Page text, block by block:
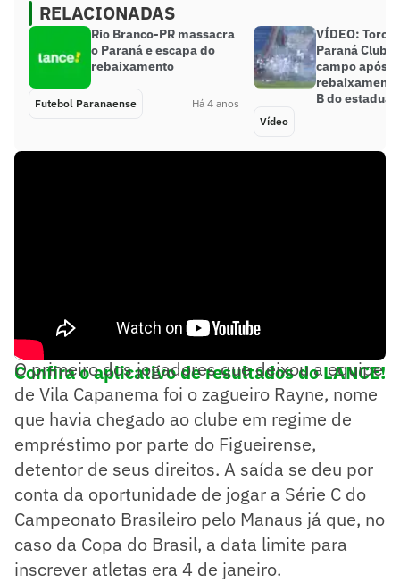
RELACIONADAS
Rio Branco-PR massacra
o Paraná e escapa do
rebaixamento
Futebol Paranaense Há 4 anos
VÍDEO:
Paraná Clube
campo após
B do estadual
Vídeo
Confira o aplicativo de resultados do LANCE!
O primeiro dos jogadores que deixou a equipe
de Vila Capanema foi o zagueiro Rayne, nome
que havia chegado ao clube em regime de
empréstimo por parte do Figueirense,
detentor de seus direitos. A saída se deu por
conta da oportunidade de jogar a Série C do
Campeonato Brasileiro pelo Manaus já que, no
caso da Copa do Brasil, a data limite para
inscrever atletas era 4 de janeiro.